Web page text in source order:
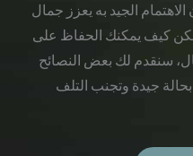
الجيد به يعزز جمال
كيف يمكنك الحفاظ على
سنقدم لك بعض النصائح